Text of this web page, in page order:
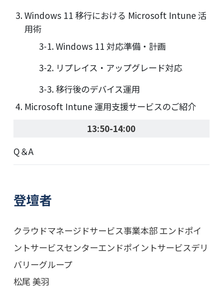
Windows 11 移行における Microsoft Intune 活
用術
3-1. Windows 11 対応準備・計画
3-2. リプレイス・アップグレード対応
3-3. 移行後のデバイス運用
Microsoft Intune 運用支援サービスのご紹介
13:50-14:00
Q＆A
登壇者
クラウドマネージドサービス事業本部 エンドポイ
ントサービスセンターエンドポイントサービスデリ
バリーグループ
松尾 美羽